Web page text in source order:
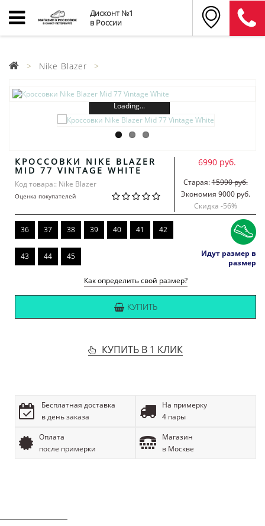
Дисконт №1
в России
Nike Blazer
Loading...
КРОССОВКИ NIKE BLAZER
MID 77 VINTAGE WHITE
Код товара:: Nike Blazer
Оценка покупателей
6990 руб.
Старая:15990 руб.
Экономия 9000 руб.
Скидка -56%
36 37 38 39 40 41 42
43 44 45
Идут размер в
размер
Как определить свой размер?
КУПИТЬ
КУПИТЬ В 1 КЛИК
Бесплатная доставка
в день заказа
На примерку
4 пары
Оплата
после примерки
Магазин
в Москве